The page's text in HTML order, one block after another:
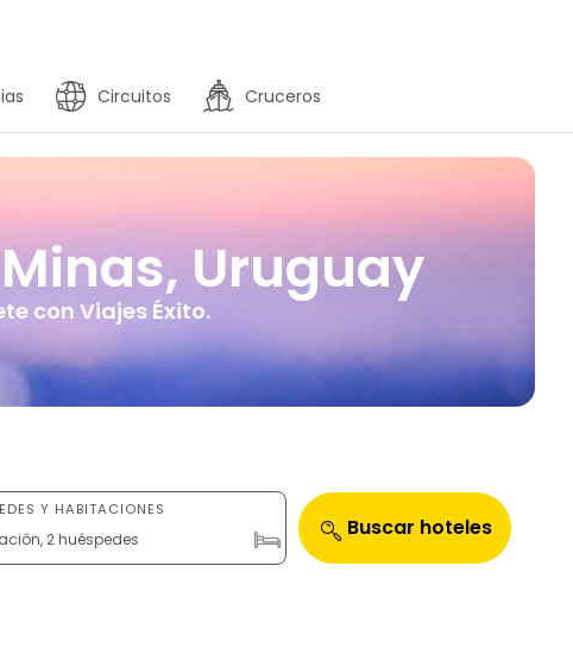
Circuitos Cruceros
Uruguay
con Viajes Éxito.
Y HABITACIONES
2 huéspedes Buscar hoteles